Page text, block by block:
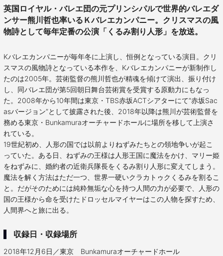
英国ロイヤル・バレエ団の元プリンシパルで世界的バレエダ
ンサー熊川哲也率いるＫバレエカンパニー。クリスマスの風
物詩として毎年定番の公演「くるみ割り人形」を放送。
Kバレエカンパニーが毎年冬に上演し、恒例となっている演目。クリ
スマスの風物詩となっている本作を、Kバレエカンパニーが新制作し
たのは2005年。芸術監督の熊川哲也が精魂を傾けて演出、振り付け
し、同バレエ団が第5回朝日舞台芸術賞を受賞する原動力にもなっ
た。2008年から10年間は東京・TBS赤坂ACTシアターにて“赤坂Sac
asバージョン”として披露された後、2018年以降は熊川が芸術監督を
務める東京・Bunkamuraオーチャードホールに場所を移して上演さ
れている。
19世紀初め、人形の国では以前よりねずみたちとの領地争いが起こ
っていた。ある日、ねずみの王様は人形王国に魔法をかけ、マリー姫
をねずみに、婚約者の近衛兵隊長をくるみ割り人形に変えてしまう。
魔法を解く方法はただ一つ、世界一硬いクラカトゥクくるみを割るこ
と。だがそのためには純粋無垢な心を持つ人間の力が必要で、人形の
国の王様から命を受けたドロッセルマイヤーはこの人物を探すため、
人間界へと旅に出る。
収録日・収録場所
2018年12月6日／東京 Bunkamuraオーチャードホール